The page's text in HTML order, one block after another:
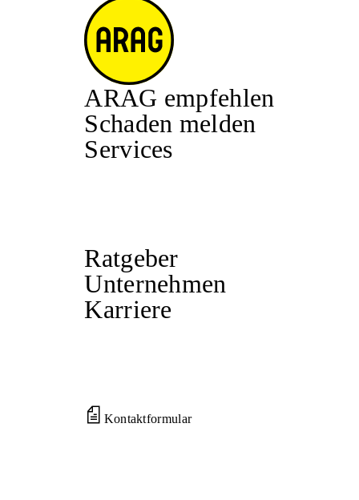
ARAG empfehlen
Schaden melden
Services
Ratgeber
Unternehmen
Karriere
Kontaktformular